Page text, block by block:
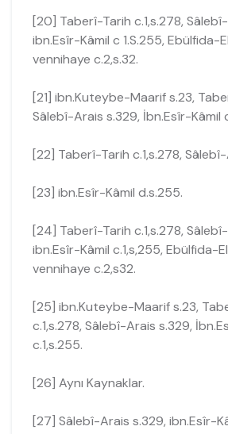
[20] Taberî-Tarih c.1,s.278,
ibn.Esîr-Kâmil c 1.S.255, Ebülfida-
vennihaye c.2,s.32.
[21] ibn.Kuteybe-Maarif s.23,
Sâlebî-Arais s.329, İbn.Esîr-Kâmil
[22] Taberî-Tarih c.1,s.278,
[23] ibn.Esîr-Kâmil d.s.255.
[24] Taberî-Tarih c.1,s.278,
ibn.Esîr-Kâmil c.1,s,255, Ebülfida-
vennihaye c.2,s32.
[25] ibn.Kuteybe-Maarif s.23,
c.1,s.278, Sâlebî-Arais s.329,
c.1,s.255.
[26] Aynı Kaynaklar.
[27] Sâlebî-Arais s.329, ibn.Esîr-